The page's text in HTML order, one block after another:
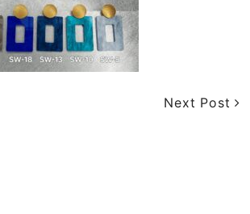
Next Post